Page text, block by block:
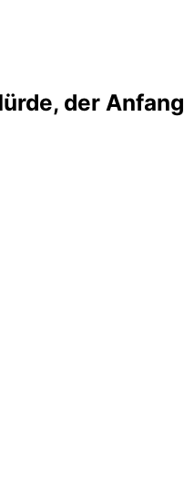
der Anfang